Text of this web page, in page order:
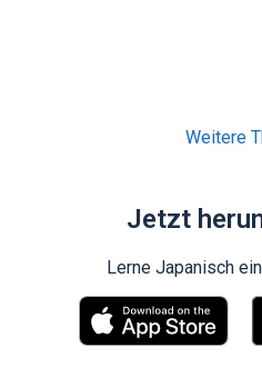
Weitere
Jetzt
Lerne Japanisch